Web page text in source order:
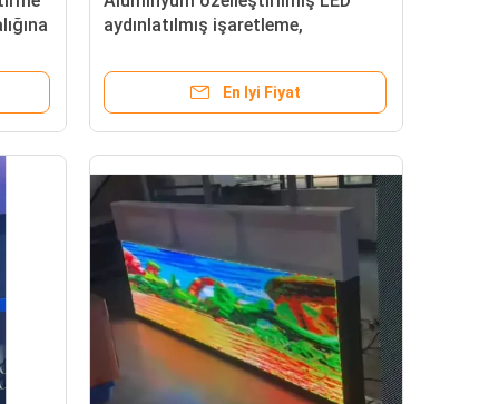
aydınlatılmış işaretleme,
ve kurumsal markalama amaçları
için idealdir
En Iyi Fiyat